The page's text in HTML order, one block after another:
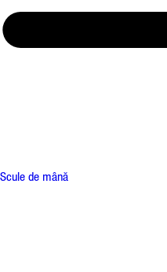
Scule de mână